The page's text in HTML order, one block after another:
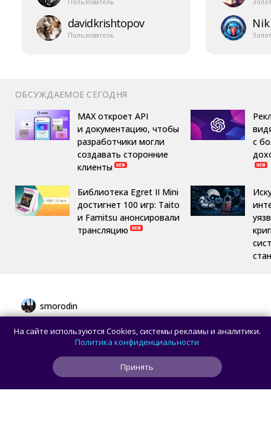
davidkrishtopov
Пользователь
ОБСУЖДАЕМОЕ СЕГОДНЯ
MAX откроет API
и документацию, чтобы
разработчики могли
создавать сторонние
клиенты
Библиотека Egret II Mini
достигнет 100 игр: Taito
и Famitsu анонсировали
трансляцию
с
smorodin
Разработчик перенёс Microsoft Word 1.1a
из 1990 года на Windows 11
На сайте используются Cookies, системы рекламы и аналитики.
Политика конфиденциальности
Принять